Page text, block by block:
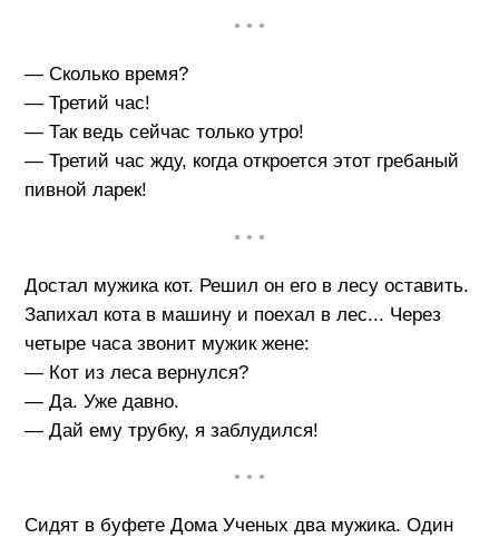
• • •
— Сколько время?
— Третий час!
— Так ведь сейчас только утро!
— Третий час жду, когда откроется этот гребаный
пивной ларек!
• • •
Достал мужика кот. Решил он его в лесу оставить.
Запихал кота в машину и поехал в лес... Через
четыре часа звонит мужик жене:
— Кот из леса вернулся?
— Да. Уже давно.
— Дай ему трубку, я заблудился!
• • •
Сидят в буфете Дома Ученых два мужика. Один